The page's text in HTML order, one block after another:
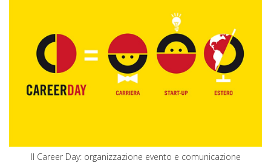
Il Career Day: organizzazione evento e comunicazione